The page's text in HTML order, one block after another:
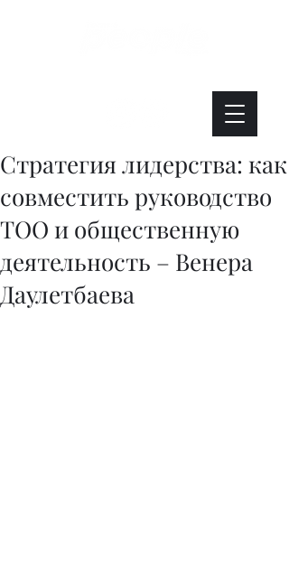
Стратегия лидерства: как
совместить руководство
ТОО и общественную
деятельность – Венера
Даулетбаева